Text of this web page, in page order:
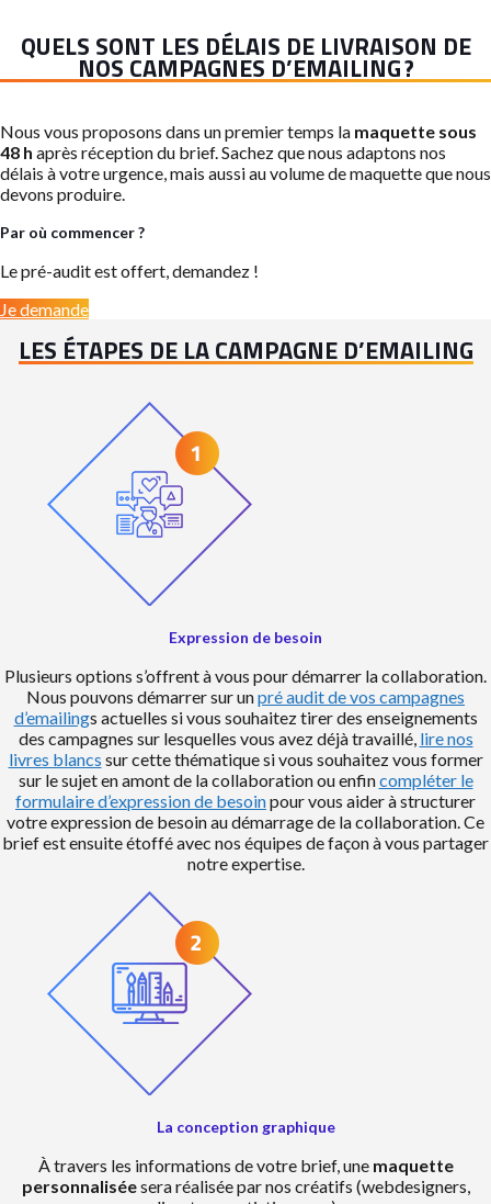
QUELS SONT LES DÉLAIS DE LIVRAISON DE
NOS CAMPAGNES D’EMAILING ?
Nous vous proposons dans un premier temps la maquette sous
48 h après réception du brief. Sachez que nous adaptons nos
délais à votre urgence, mais aussi au volume de maquette que nous
devons produire.
Par où commencer ?
Le pré-audit est offert, demandez !
Je demande
LES ÉTAPES DE LA CAMPAGNE D’EMAILING
Expression de besoin
Plusieurs options s’offrent à vous pour démarrer la collaboration.
Nous pouvons démarrer sur unpré audit de vos campagnes
d’emailings actuelles si vous souhaitez tirer des enseignements
des campagnes sur lesquelles vous avez déjà travaillé, lire nos
livres blancs sur cette thématique si vous souhaitez vous former
sur le sujet en amont de la collaboration ou enfincompléter le
formulaire d’expression de besoinpour vous aider à structurer
votre expression de besoin au démarrage de la collaboration. Ce
brief est ensuite étoffé avec nos équipes de façon à vous partager
notre expertise.
La conception graphique
À travers les informations de votre brief, une maquette
personnaliséesera réalisée par nos créatifs (webdesigners,